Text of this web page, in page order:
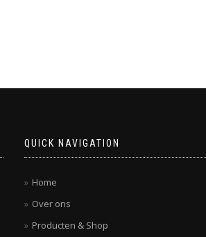
QUICK NAVIGATION
Home
Over ons
Producten & Shop